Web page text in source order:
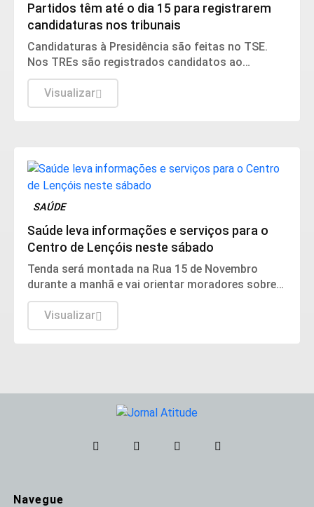
Partidos têm até o dia 15 para registrarem
candidaturas nos tribunais
Candidaturas à Presidência são feitas no TSE.
Nos TREs são registrados candidatos ao
governo estadual, Senado, Câmara dos
Deputados e assembleias estaduais e distrital.
Visualizar
SAÚDE
Saúde leva informações e serviços para o
Centro de Lençóis neste sábado
Tenda será montada na Rua 15 de Novembro
durante a manhã e vai orientar moradores sobre
unidades de saúde, atendimento e cuidados
básicos
Visualizar
Navegue